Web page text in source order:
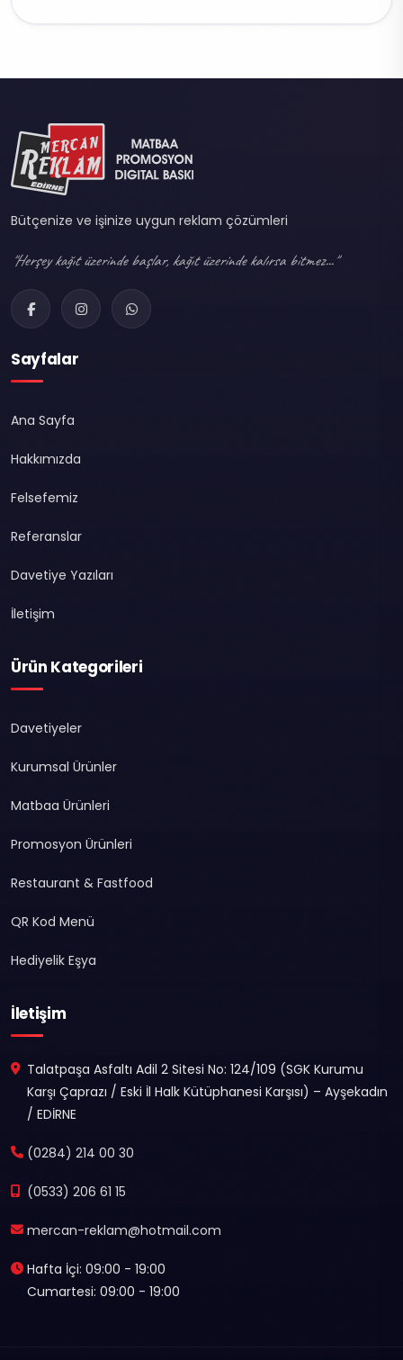
Bütçenize ve işinize uygun reklam çözümleri
"Herşey kağıt üzerinde başlar, kağıt üzerinde kalırsa bitmez..."
Sayfalar
Ana Sayfa
Hakkımızda
Felsefemiz
Referanslar
Davetiye Yazıları
İletişim
Ürün Kategorileri
Davetiyeler
Kurumsal Ürünler
Matbaa Ürünleri
Promosyon Ürünleri
Restaurant & Fastfood
QR Kod Menü
Hediyelik Eşya
İletişim
Talatpaşa Asfaltı Adil 2 Sitesi No: 124/109 (SGK Kurumu
Karşı Çaprazı / Eski İl Halk Kütüphanesi Karşısı) – Ayşekadın
/ EDİRNE
(0284) 214 00 30
(0533) 206 61 15
mercan-reklam@hotmail.com
Hafta İçi: 09:00 - 19:00
Cumartesi: 09:00 - 19:00